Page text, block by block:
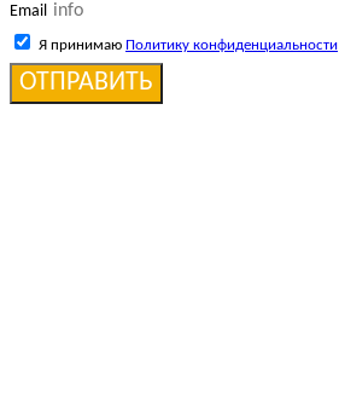
Email
Я принимаю Политику конфиденциальности
ОТПРАВИТЬ